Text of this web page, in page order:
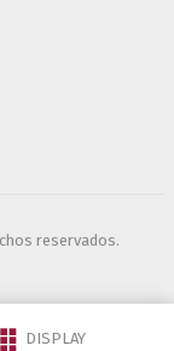
reservados.
DISPLAY